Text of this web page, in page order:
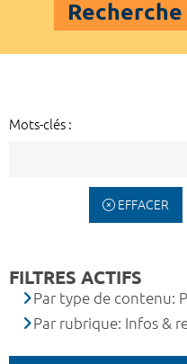
Mots-clés :
EFFACER
FILTRES ACTIFS
Par type de contenu:
Par rubrique: Infos &